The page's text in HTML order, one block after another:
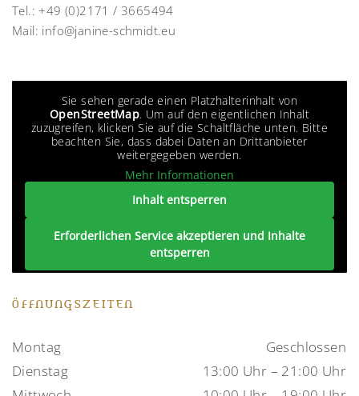
Tel.:+49 (0)2171 / 3665494
Mail: info@janine-schmidt.eu
Sie sehen gerade einen Platzhalterinhalt von
OpenStreetMap. Um auf den eigentlichen Inhalt
zuzugreifen, klicken Sie auf die Schaltfläche unten. Bitte
beachten Sie, dass dabei Daten an Drittanbieter
weitergegeben werden.
Mehr Informationen
Inhalt entsperren
Erforderlichen Service akzeptieren und Inhalte
entsperren
ÖFFNUNGSZEITEN
Montag
Geschlossen
Dienstag
13:00 Uhr – 21:00 Uhr